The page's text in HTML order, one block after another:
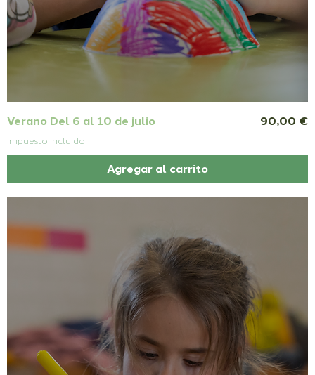
Verano Del 6 al 10 de julio Precio
90,00 €
Impuesto incluido
Agregar al carrito